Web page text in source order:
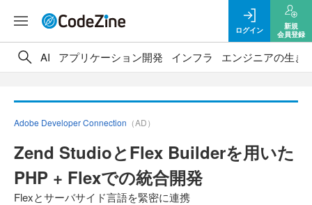
ログイン
新規
会員登録
AI アプリケーション開発 インフラ エンジニアの生き
Adobe Developer Connection （AD）
Zend StudioとFlex Builderを用いた
PHP + Flexでの統合開発
Flexとサーバサイド言語を緊密に連携